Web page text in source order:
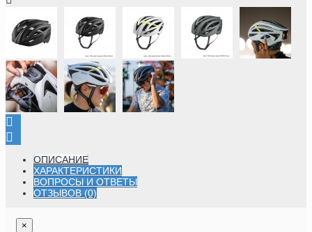
ОПИСАНИЕ
ХАРАКТЕРИСТИКИ
ВОПРОСЫ И ОТВЕТЫ
ОТЗЫВОВ (0)
×